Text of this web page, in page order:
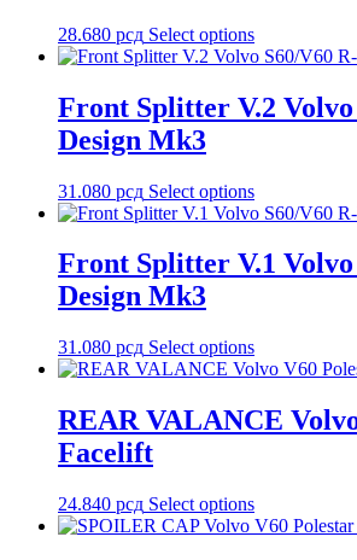
28.680 рсд Select options
Front Splitter V.2 Volvo
Design Mk3
31.080 рсд Select options
Front Splitter V.1 Volvo
Design Mk3
31.080 рсд Select options
REAR VALANCE
Facelift
24.840 рсд Select options